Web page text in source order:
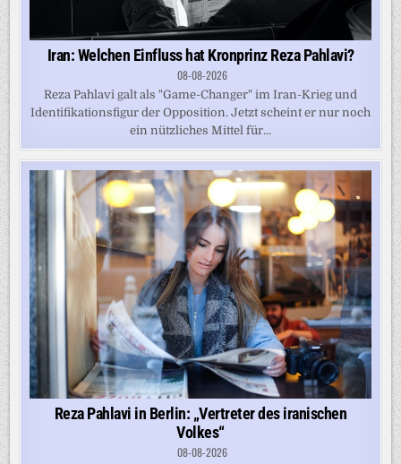
Iran: Welchen Einfluss hat Kronprinz Reza Pahlavi?
08-08-2026
Reza Pahlavi galt als "Game-Changer" im Iran-Krieg und
Identifikationsfigur der Opposition. Jetzt scheint er nur noch
ein nützliches Mittel für...
Reza Pahlavi in Berlin: „Vertreter des iranischen
Volkes“
08-08-2026